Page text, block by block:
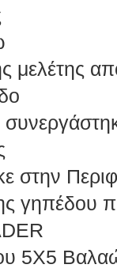
μελέτης
στην
γηπέδου
5Χ5